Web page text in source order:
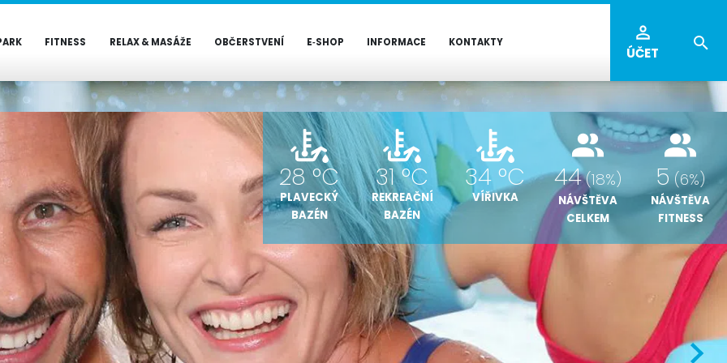
FITNESS RELAX & MASÁŽE OBČERSTVENÍ E‑SHOP INFORMACE KONTAKTY
ÚČET
28 °C
PLAVECKÝ
BAZÉN
31 °C
REKREAČNÍ
BAZÉN
34 °C
VÍŘIVKA
44(18%)
NÁVŠTĚVA
CELKEM
5(6%)
NÁVŠTĚVA
FITNESS